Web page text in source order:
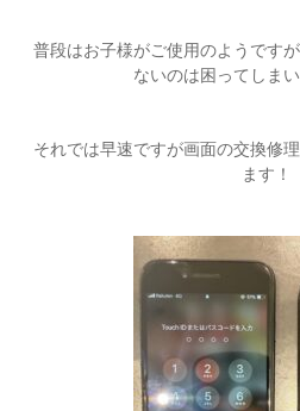
普段はお子様がご使用のようです
ないのは困ってしまい
それでは早速ですが画面の交換修
ます！